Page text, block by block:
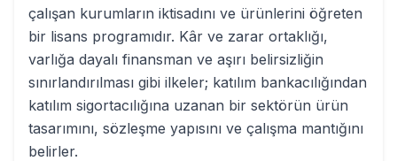
çalışan kurumların iktisadını ve ürünlerini öğreten
bir lisans programıdır. Kâr ve zarar ortaklığı,
varlığa dayalı finansman ve aşırı belirsizliğin
sınırlandırılması gibi ilkeler; katılım bankacılığından
katılım sigortacılığına uzanan bir sektörün ürün
tasarımını, sözleşme yapısını ve çalışma mantığını
belirler.